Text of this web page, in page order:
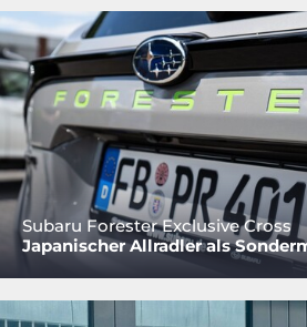
Subaru Forester Exclusive Cross
Japanischer Allradler als